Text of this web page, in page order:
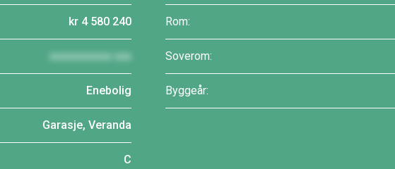
kr 4 580 240
xxxxxxxxxxx xxx
Enebolig
Garasje, Veranda
C
Rom:
Soverom:
Byggeår: